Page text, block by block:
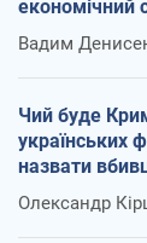
економічний
Вадим
Чий буде
українських
назвати
Олександр